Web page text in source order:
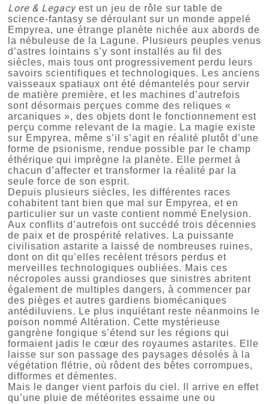
Lore & Legacyest un jeu de rôle sur table de
science-fantasy se déroulant sur un monde appelé
Empyrea, une étrange planète nichée aux abords de
la nébuleuse de la Lagune. Plusieurs peuples venus
d’astres lointains s’y sont installés au fil des
siècles, mais tous ont progressivement perdu leurs
savoirs scientifiques et technologiques. Les anciens
vaisseaux spatiaux ont été démantelés pour servir
de matière première, et les machines d’autrefois
sont désormais perçues comme des reliques «
arcaniques », des objets dont le fonctionnement est
perçu comme relevant de la magie. La magie existe
sur Empyrea, même s’il s’agit en réalité plutôt d’une
forme de psionisme, rendue possible par le champ
éthérique qui imprègne la planète. Elle permet à
chacun d’affecter et transformer la réalité par la
seule force de son esprit.
Depuis plusieurs siècles, les différentes races
cohabitent tant bien que mal sur Empyrea, et en
particulier sur un vaste contient nommé Enelysion.
Aux conflits d’autrefois ont succédé trois décennies
de paix et de prospérité relatives. La puissante
civilisation astarite a laissé de nombreuses ruines,
dont on dit qu’elles recèlent trésors perdus et
merveilles technologiques oubliées. Mais ces
nécropoles aussi grandioses que sinistres abritent
également de multiples dangers, à commencer par
des pièges et autres gardiens biomécaniques
antédiluviens. Le plus inquiétant reste néanmoins le
poison nommé Altération. Cette mystérieuse
gangrène fongique s’étend sur les régions qui
formaient jadis le cœur des royaumes astarites. Elle
laisse sur son passage des paysages désolés à la
végétation flétrie, où rôdent des bêtes corrompues,
difformes et démentes.
Mais le danger vient parfois du ciel. Il arrive en effet
qu’une pluie de météorites essaime une ou